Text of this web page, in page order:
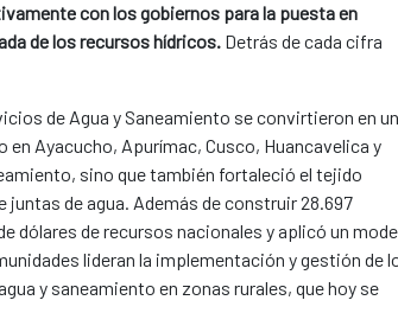
con los gobiernos para la puesta en
de los recursos hídricos. Detrás de cada cifra
de Agua y Saneamiento se convirtieron en un
Ayacucho, Apurímac, Cusco, Huancavelica y
sino que también fortaleció el tejido
de agua. Además de construir 28.697
dólares de recursos nacionales y aplicó un
lideran la implementación y gestión de
y saneamiento en zonas rurales, que hoy se